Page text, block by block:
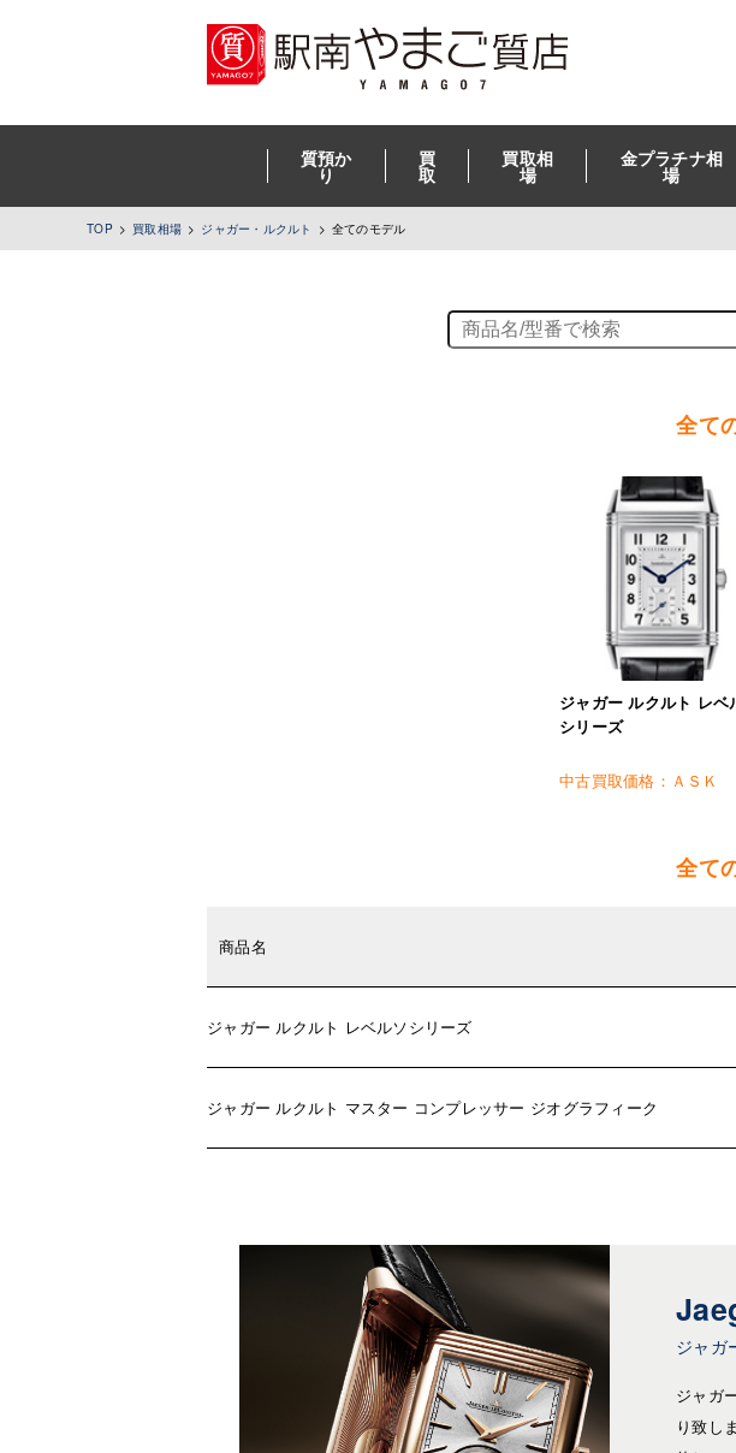
質預か
り
買
取
買取相
場
金プラチナ相
場
TOP 買取相場 ジャガー・ルクルト 全てのモデル
全て
ジャガー ルクルト レベ
シリーズ
中古買取価格： ＡＳＫ
全て
商品名
ジャガー ルクルト レベルソシリーズ
ジャガー ルクルト マスター コンプレッサー ジオグラフィーク
ジャガ
ジャガ
り致し